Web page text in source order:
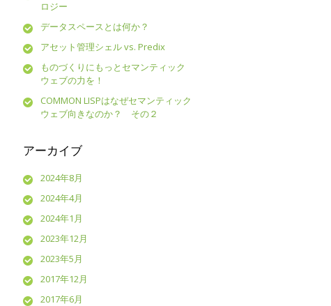
ロジー
データスペースとは何か？
アセット管理シェル vs. Predix
ものづくりにもっとセマンティック
ウェブの力を！
COMMON LISPはなぜセマンティック
ウェブ向きなのか？ その２
アーカイブ
2024年8月
2024年4月
2024年1月
2023年12月
2023年5月
2017年12月
2017年6月